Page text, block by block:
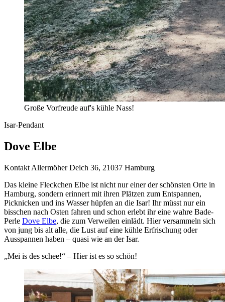
Große Vorfreude auf's kühle Nass!
Isar-Pendant
Dove Elbe
Kontakt Allermöher Deich 36, 21037 Hamburg
Das kleine Fleckchen Elbe ist nicht nur einer der schönsten Orte in
Hamburg, sondern erinnert mit ihren Plätzen zum Entspannen,
Picknicken und ins Wasser hüpfen an die Isar! Ihr müsst nur ein
bisschen nach Osten fahren und schon erlebt ihr eine wahre Bade-
Perle Dove Elbe, die zum Verweilen einlädt. Hier versammeln sich
von jung bis alt alle, die Lust auf eine kühle Erfrischung oder
Ausspannen haben – quasi wie an der Isar.
„Mei is des schee!“ – Hier ist es so schön!